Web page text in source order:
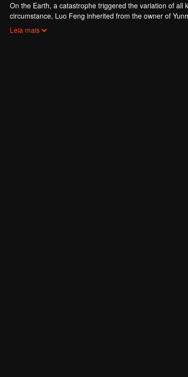
On the Earth, a catastrophe triggered the variation of
circumstance, Luo Feng inherited from the owner of
during the fight against giant swallowed monster but
Leia mais